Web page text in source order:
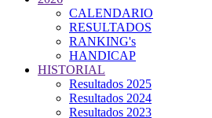
CALENDARIO
RESULTADOS
RANKING's
HANDICAP
HISTORIAL
Resultados 2025
Resultados 2024
Resultados 2023